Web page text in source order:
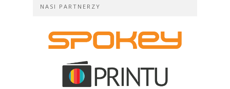
NASI PARTNERZY